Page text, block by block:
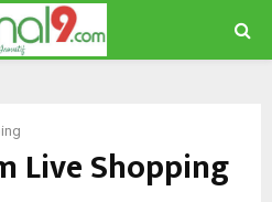
Live Shopping